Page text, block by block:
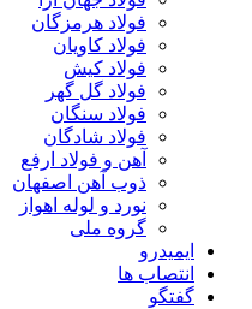
فولاد هرمزگان
فولاد کاویان
فولاد کیش
فولاد گل گهر
فولاد سنگان
فولاد شادگان
آهن و فولاد ارفع
ذوب آهن اصفهان
نورد و لوله اهواز
گروه ملی
ایمیدرو
انتصاب ها
گفتگو